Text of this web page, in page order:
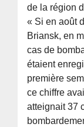
de la région
« Si en août
Briansk, en
cas de
étaient
première
ce chiffre
atteignait 37